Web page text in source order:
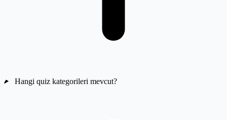
Hangi quiz kategorileri mevcut?